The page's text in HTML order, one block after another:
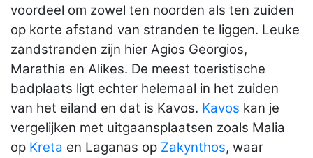
voordeel om zowel ten noorden als ten zuiden
op korte afstand van stranden te liggen. Leuke
zandstranden zijn hier Agios Georgios,
Marathia en Alikes. De meest toeristische
badplaats ligt echter helemaal in het zuiden
van het eiland en dat is Kavos. Kavos kan je
vergelijken met uitgaansplaatsen zoals Malia
op Kreta en Laganas op Zakynthos, waar